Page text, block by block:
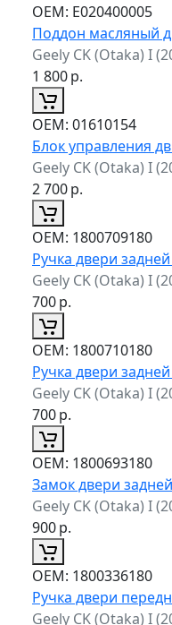
ОЕМ: E020400005
Поддон масляный
Geely CK (Otaka) I
1 800р.
ОЕМ: 01610154
Блок управления
Geely CK (Otaka) I
2 700р.
ОЕМ: 1800709180
Ручка двери
Geely CK (Otaka) I
700р.
ОЕМ: 1800710180
Ручка двери
Geely CK (Otaka) I
700р.
ОЕМ: 1800693180
Замок двери
Geely CK (Otaka) I
900р.
ОЕМ: 1800336180
Ручка двери
Geely CK (Otaka) I